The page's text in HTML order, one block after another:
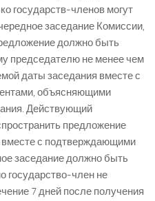
государств-членов могут
заседание Комиссии,
должно быть
председателю не менее чем
даты заседания вместе с
объясняющими
Действующий
предложение
вместе с подтверждающими
заседание должно быть
государство-член не
7 дней после получения